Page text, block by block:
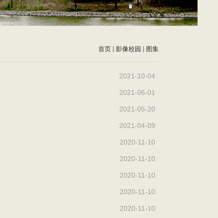
首页 影像校园 图集
2021-10-04
2021-06-01
2021-05-20
2021-04-09
2020-11-10
2020-11-10
2020-11-10
2020-11-10
2020-11-10